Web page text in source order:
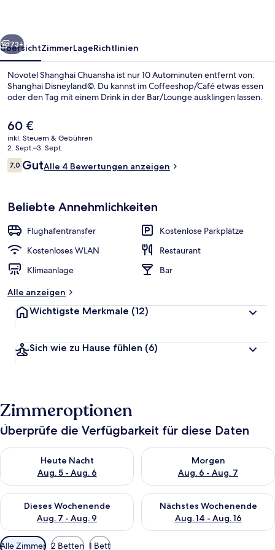
Weiter
73+
ÜbersichtZimmerLageRichtlinien
Novotel Shanghai Chuansha ist nur 10 Autominuten entfernt von:
Shanghai Disneyland©. Du kannst im Coffeeshop/Café etwas essen
oder den Tag mit einem Drink in der Bar/Lounge ausklingen lassen.
Der
aktuelle
Preis
beträgt
60 €.
60 €
inkl. Steuern & Gebühren
2. Sept.–3. Sept.
Bewertungen
7,07,0 von 10.
GutAlle 4 Bewertungen anzeigen
Beliebte Annehmlichkeiten
Flughafentransfer
Kostenlose Parkplätze
Kostenloses WLAN
Restaurant
Klimaanlage
Bar
Alle anzeigen
Wichtigste Merkmale (12)
Sich wie zu Hause fühlen (6)
Zimmeroptionen
Überprüfe die Verfügbarkeit für diese Daten
Heute Nacht
Aug. 5 - Aug. 6
Überprüfe die Verfügbarkeit für heute Nacht, Aug. 5 - Aug. 6.
Morgen
Aug. 6 - Aug. 7
Überprüfe die Verfügbarkeit
Dieses Wochenende
Aug. 7 - Aug. 9
Überprüfe die Verfügbarkeit für dieses Wochenende, Aug. 7
Nächstes Wochenende
Aug. 14 - Aug. 16
Überprüfe die Verfügbarkeit
Verfügbare
Alle Zimmer 2 Betten 1 Bett